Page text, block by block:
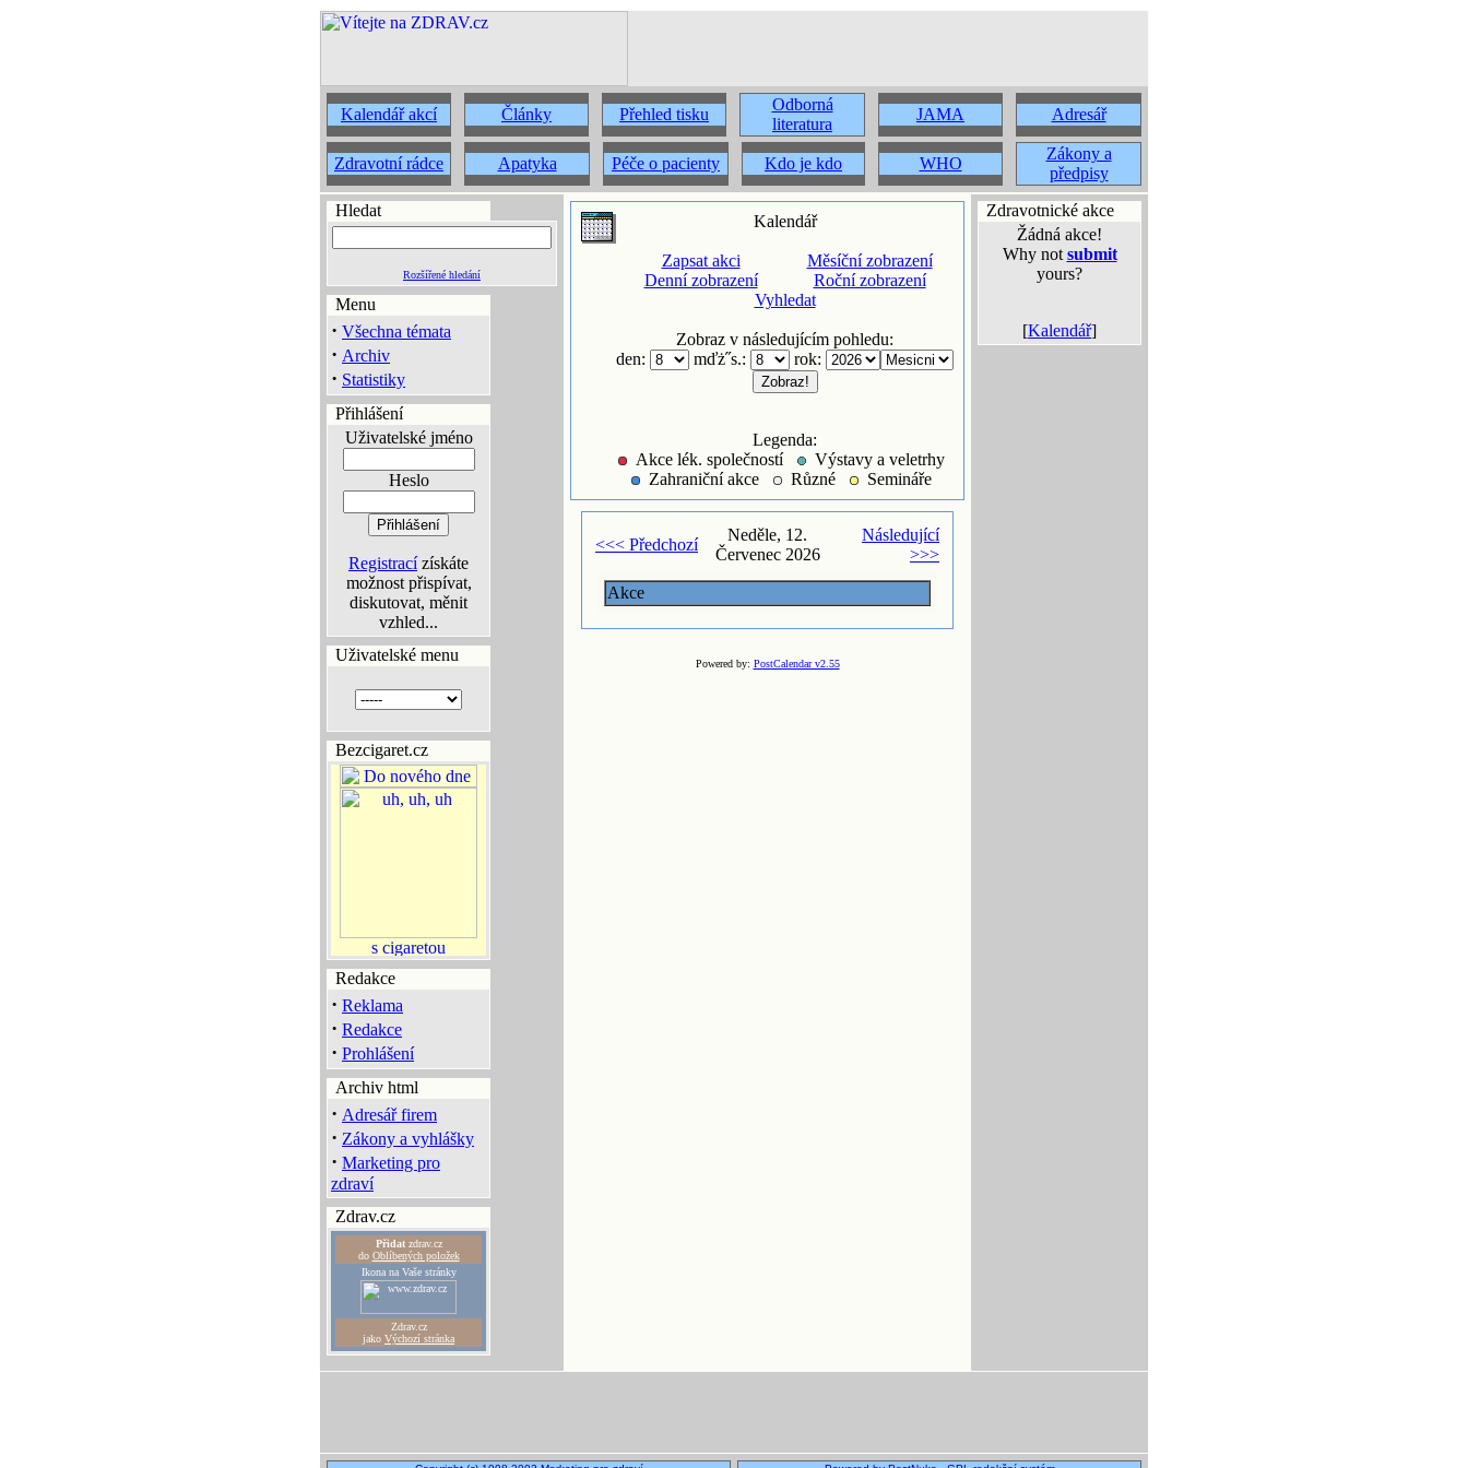
Kalendář akcí Články Přehled tisku
Odborná
literatura
JAMA Adresář
Zdravotní rádce Apatyka Péče o pacienty Kdo je kdo WHO
Zákony a
předpisy
Hledat
Rozšířené hledání
Menu
· Všechna témata
· Archiv
· Statistiky
Přihlášení
Uživatelské jméno
Heslo
Registracízískáte
možnost přispívat,
diskutovat, měnit
vzhled...
Uživatelské menu
Bezcigaret.cz
Redakce
· Reklama
· Redakce
· Prohlášení
Archiv html
· Adresář firem
· Zákony a vyhlášky
· Marketing pro
zdraví
Zdrav.cz
Přidatzdrav.cz
do Oblíbených položek
Ikona na Vaše stránky
Zdrav.cz
jako Výchozí stránka
Kalendář
Zapsat akci
Denní zobrazení
Měsíční zobrazení
Roční zobrazení
Vyhledat
Zobraz v následujícím pohledu:
den:
mďż˝s.: rok:
Legenda:
Akce lék. společností
Výstavy a veletrhy
Zahraniční akce
Různé Semináře
<<< Předchozí
Neděle, 12.
Červenec 2026
Následující
>>>
Akce
Powered by: PostCalendar v2.55
Zdravotnické akce
Žádná akce!
Why not submit
yours?
[Kalendář]